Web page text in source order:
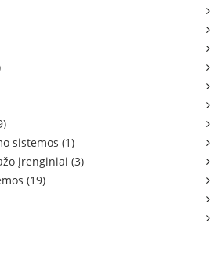
sistemos (1)
įrenginiai (3)
(19)